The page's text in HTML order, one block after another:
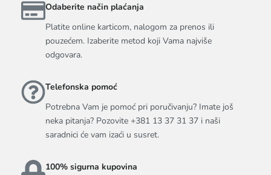
Odaberite način plaćanja
Platite online karticom, nalogom za prenos ili
pouzećem. Izaberite metod koji Vama najviše
odgovara.
Telefonska pomoć
Potrebna Vam je pomoć pri poručivanju? Imate još
neka pitanja? Pozovite +381 13 37 31 37 i naši
saradnici će vam izaći u susret.
100% sigurna kupovina